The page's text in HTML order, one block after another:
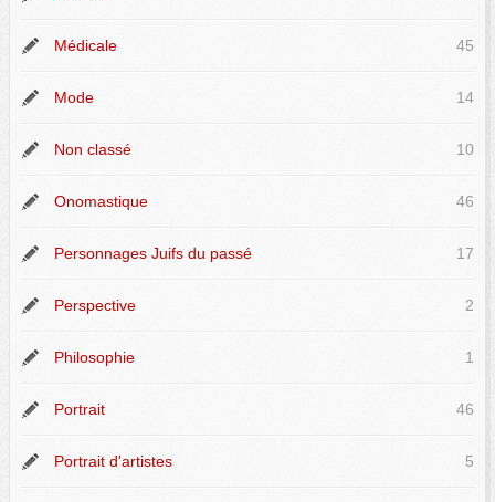
Médicale 45
Mode 14
Non classé 10
Onomastique 46
Personnages Juifs du passé 17
Perspective 2
Philosophie 1
Portrait 46
Portrait d'artistes 5